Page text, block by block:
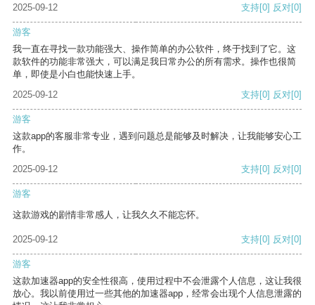
2025-09-12 支持[0] 反对[0]
游客
我一直在寻找一款功能强大、操作简单的办公软件，终于找到了它。这
款软件的功能非常强大，可以满足我日常办公的所有需求。操作也很简
单，即使是小白也能快速上手。
2025-09-12
支持[0] 反对[0]
游客
这款app的客服非常专业，遇到问题总是能够及时解决，让我能够安心工
作。
2025-09-12
支持[0] 反对[0]
游客
这款游戏的剧情非常感人，让我久久不能忘怀。
2025-09-12 支持[0] 反对[0]
游客
这款加速器app的安全性很高，使用过程中不会泄露个人信息，这让我很
放心。我以前使用过一些其他的加速器app，经常会出现个人信息泄露的